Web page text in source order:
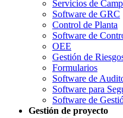
Servicios de
Software de GRC
Control de Planta
Software de
OEE
Gestión de
Formularios
Software de
Software para
Software de
Gestión de proyecto